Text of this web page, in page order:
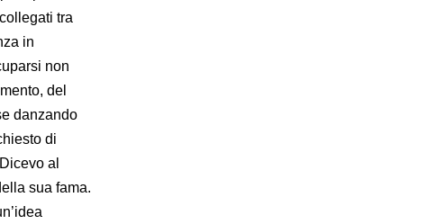
tra
in
non
del
danzando
di
al
sua fama.